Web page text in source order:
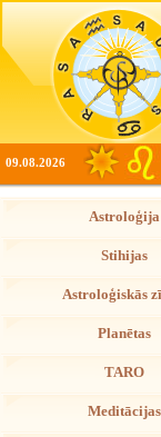
09.08.2026
Astroloģija
Stihijas
Astroloģiskās
Planētas
TARO
Meditācijas